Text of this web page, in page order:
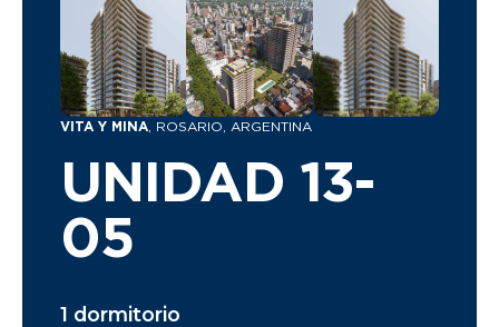
VITA Y MINA , ROSARIO, ARGENTINA
UNIDAD 13-
05
1 dormitorio